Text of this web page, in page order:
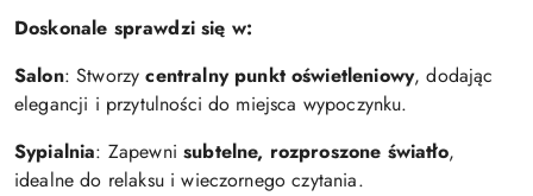
Doskonale sprawdzi się w:
Salon: Stworzycentralny punkt oświetleniowy, dodając
elegancji i przytulności do miejsca wypoczynku.
Sypialnia: Zapewnisubtelne, rozproszone światło,
idealne do relaksu i wieczornego czytania.